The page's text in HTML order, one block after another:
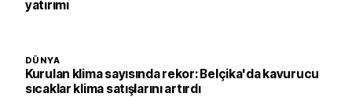
yatırımı
DÜNYA
Kurulan klima sayısında rekor: Belçika'da kavurucu
sıcaklar klima satışlarını artırdı